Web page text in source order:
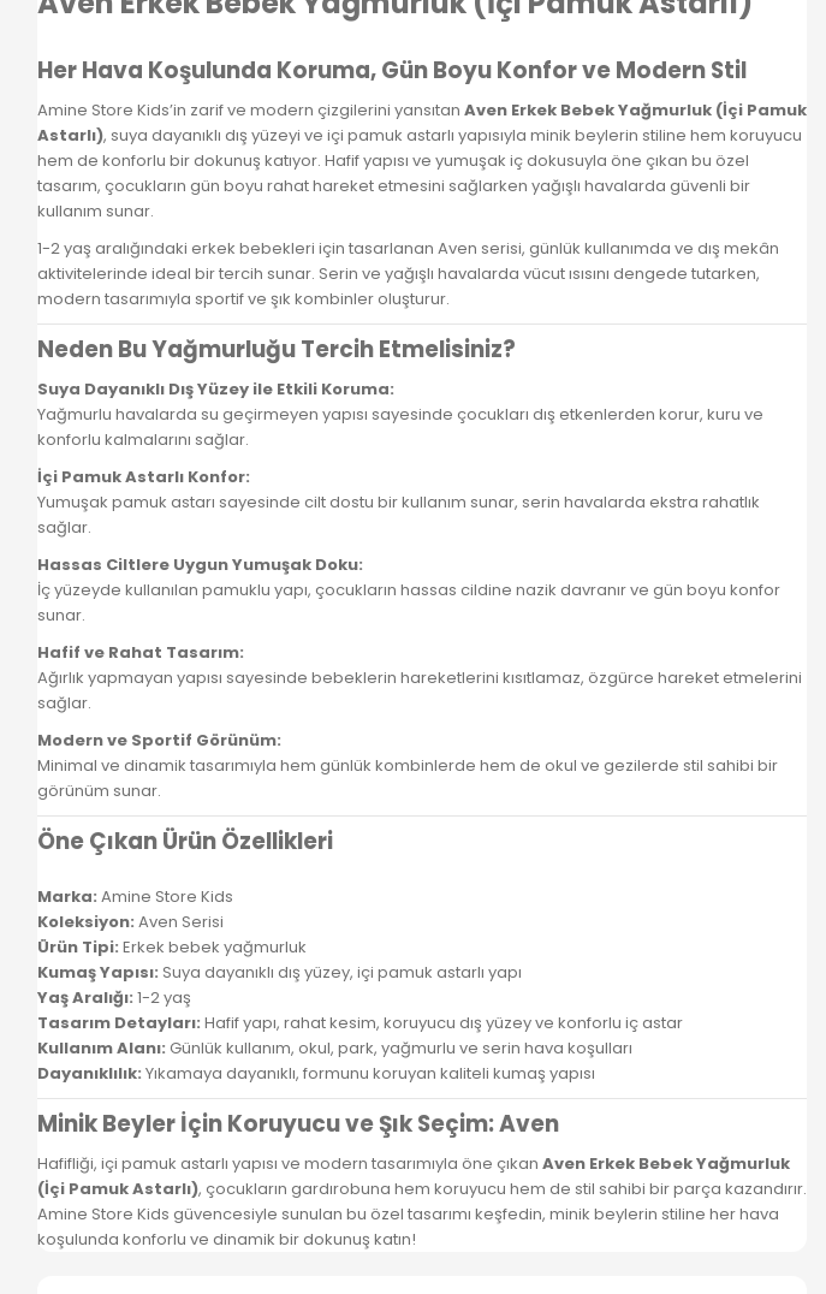
Her Hava Koşulunda Koruma, Gün Boyu Konfor ve Modern Stil
Amine Store Kids’in zarif ve modern çizgilerini yansıtan Aven Erkek Bebek Yağmurluk (İçi Pamuk
Astarlı), suya dayanıklı dış yüzeyi ve içi pamuk astarlı yapısıyla minik beylerin stiline hem koruyucu
hem de konforlu bir dokunuş katıyor. Hafif yapısı ve yumuşak iç dokusuyla öne çıkan bu özel
tasarım, çocukların gün boyu rahat hareket etmesini sağlarken yağışlı havalarda güvenli bir
kullanım sunar.
1-2 yaş aralığındaki erkek bebekleri için tasarlanan Aven serisi, günlük kullanımda ve dış mekân
aktivitelerinde ideal bir tercih sunar. Serin ve yağışlı havalarda vücut ısısını dengede tutarken,
modern tasarımıyla sportif ve şık kombinler oluşturur.
Neden Bu Yağmurluğu Tercih Etmelisiniz?
Suya Dayanıklı Dış Yüzey ile Etkili Koruma:
Yağmurlu havalarda su geçirmeyen yapısı sayesinde çocukları dış etkenlerden korur, kuru ve
konforlu kalmalarını sağlar.
İçi Pamuk Astarlı Konfor:
Yumuşak pamuk astarı sayesinde cilt dostu bir kullanım sunar, serin havalarda ekstra rahatlık
sağlar.
Hassas Ciltlere Uygun Yumuşak Doku:
İç yüzeyde kullanılan pamuklu yapı, çocukların hassas cildine nazik davranır ve gün boyu konfor
sunar.
Hafif ve Rahat Tasarım:
Ağırlık yapmayan yapısı sayesinde bebeklerin hareketlerini kısıtlamaz, özgürce hareket etmelerini
sağlar.
Modern ve Sportif Görünüm:
Minimal ve dinamik tasarımıyla hem günlük kombinlerde hem de okul ve gezilerde stil sahibi bir
görünüm sunar.
Öne Çıkan Ürün Özellikleri
Marka: Amine Store Kids
Koleksiyon: Aven Serisi
Ürün Tipi: Erkek bebek yağmurluk
Kumaş Yapısı: Suya dayanıklı dış yüzey, içi pamuk astarlı yapı
Yaş Aralığı: 1-2 yaş
Tasarım Detayları: Hafif yapı, rahat kesim, koruyucu dış yüzey ve konforlu iç astar
Kullanım Alanı: Günlük kullanım, okul, park, yağmurlu ve serin hava koşulları
Dayanıklılık: Yıkamaya dayanıklı, formunu koruyan kaliteli kumaş yapısı
Minik Beyler İçin Koruyucu ve Şık Seçim: Aven
Hafifliği, içi pamuk astarlı yapısı ve modern tasarımıyla öne çıkan Aven Erkek Bebek Yağmurluk
(İçi Pamuk Astarlı), çocukların gardırobuna hem koruyucu hem de stil sahibi bir parça kazandırır.
Amine Store Kids güvencesiyle sunulan bu özel tasarımı keşfedin, minik beylerin stiline her hava
koşulunda konforlu ve dinamik bir dokunuş katın!